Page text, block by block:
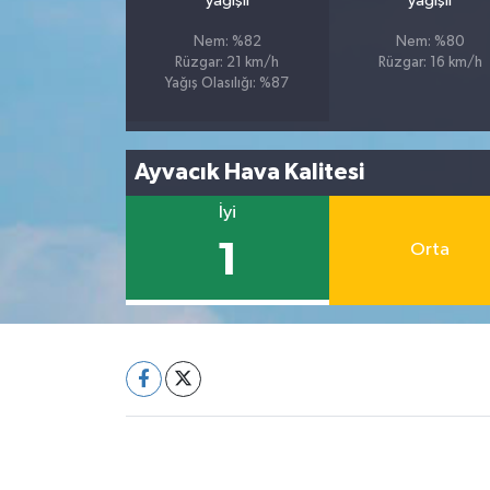
Nem: %82
Rüzgar: 21 km/h
Yağış Olasılığı: %87
Nem: %80
Rüzgar: 16 km/h
Ayvacık Hava Kalitesi
İyi
1 Orta